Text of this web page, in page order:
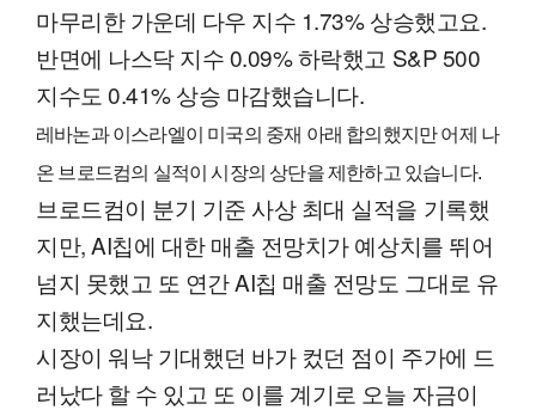
마무리한 가운데 다우 지수 1.73% 상승했고요.
반면에 나스닥 지수 0.09% 하락했고 S&P 500
지수도 0.41% 상승 마감했습니다.
레바논과 이스라엘이 미국의 중재 아래 합의했지만 어제 나
온 브로드컴의 실적이 시장의 상단을 제한하고 있습니다.
브로드컴이 분기 기준 사상 최대 실적을 기록했
지만, AI칩에 대한 매출 전망치가 예상치를 뛰어
넘지 못했고 또 연간 AI칩 매출 전망도 그대로 유
지했는데요.
시장이 워낙 기대했던 바가 컸던 점이 주가에 드
러났다 할 수 있고 또 이를 계기로 오늘 자금이